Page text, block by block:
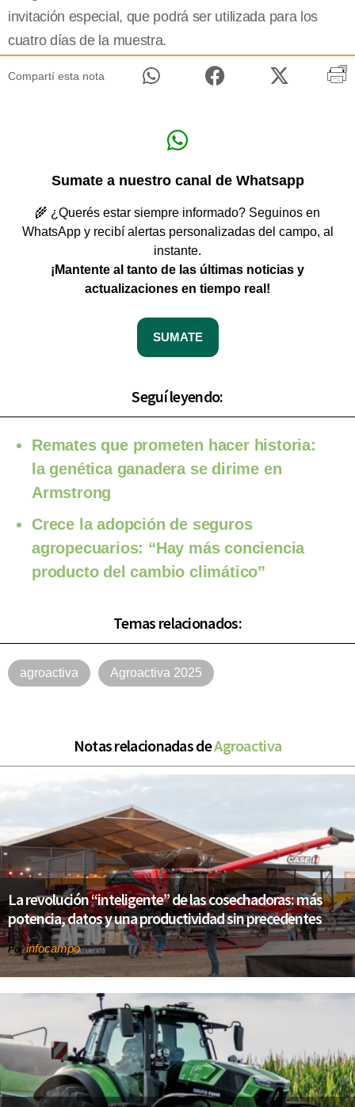
invitación especial, que podrá ser utilizada para los
cuatro días de la muestra.
Compartí esta nota
Sumate a nuestro canal de Whatsapp
🌾 ¿Querés estar siempre informado? Seguinos en
WhatsApp y recibí alertas personalizadas del campo, al
instante.
¡Mantente al tanto de las últimas noticias y
actualizaciones en tiempo real!
SUMATE
Seguí leyendo:
Remates que prometen hacer historia:
la genética ganadera se dirime en
Armstrong
Crece la adopción de seguros
agropecuarios: “Hay más conciencia
producto del cambio climático”
Temas relacionados:
agroactiva Agroactiva 2025
Notas relacionadas deAgroactiva
La revolución “inteligente” de las cosechadoras: más
potencia, datos y una productividad sin precedentes
Porinfocampo